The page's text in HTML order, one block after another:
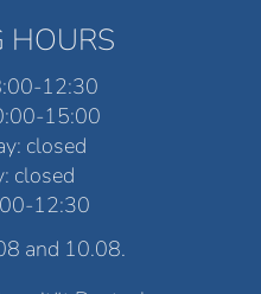
HOURS
12:30
15:00
closed
closed
12:30
and 10.08.